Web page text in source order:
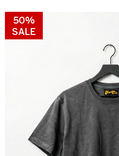
50%
SALE